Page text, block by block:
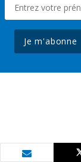
Je m'abonne